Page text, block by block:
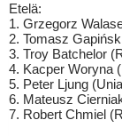
Etelä:
1. Grzegorz
2. Tomasz
3. Troy Batchelor
4. Kacper Woryna
5. Peter Ljung
6. Mateusz
7. Robert Chmiel